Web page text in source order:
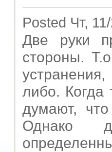
Posted Чт,
Две руки
стороны.
либо.
думают,
Однако